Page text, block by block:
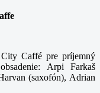
Caffé pre príjemný
Arpi Farkaš
(saxofón), Adrian